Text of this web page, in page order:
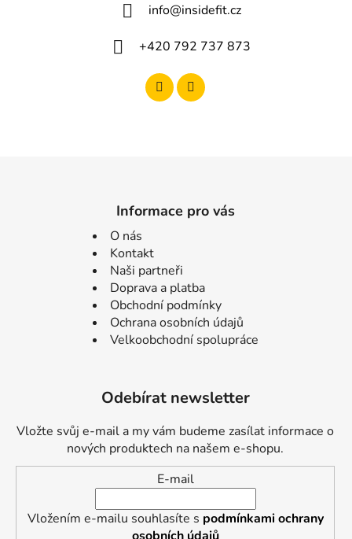
info@insidefit.cz
+420 792 737 873
Informace pro vás
O nás
Kontakt
Naši partneři
Doprava a platba
Obchodní podmínky
Ochrana osobních údajů
Velkoobchodní spolupráce
Odebírat newsletter
Vložte svůj e-mail a my vám budeme zasílat informace o
nových produktech na našem e-shopu.
E-mail
Vložením e-mailu souhlasíte s podmínkami ochrany